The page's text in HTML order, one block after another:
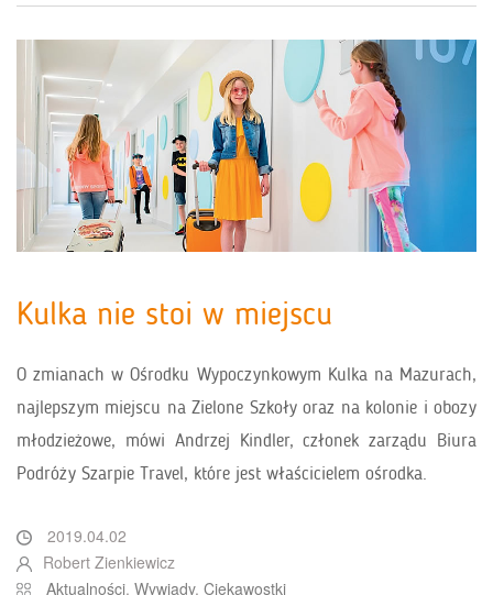
Kulka nie stoi w miejscu
O zmianach w Ośrodku Wypoczynkowym Kulka na Mazurach,
najlepszym miejscu na Zielone Szkoły oraz na kolonie i obozy
młodzieżowe, mówi Andrzej Kindler, członek zarządu Biura
Podróży Szarpie Travel, które jest właścicielem ośrodka.
2019.04.02
Robert Zienkiewicz
Aktualności, Wywiady, Ciekawostki